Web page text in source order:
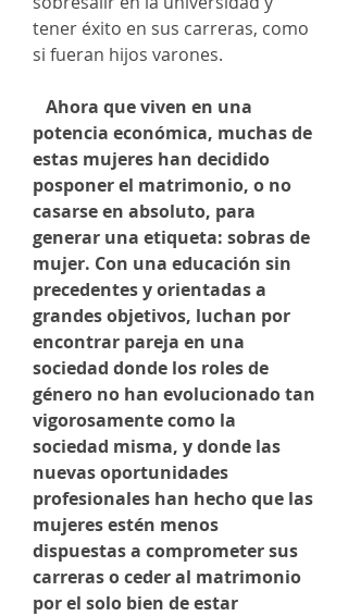
tener éxito en sus carreras, como
si fueran hijos varones.
Ahora que viven en una
potencia económica, muchas de
estas mujeres han decidido
posponer el matrimonio, o no
casarse en absoluto, para
generar una etiqueta: sobras de
mujer. Con una educación sin
precedentes y orientadas a
grandes objetivos, luchan por
encontrar pareja en una
sociedad donde los roles de
género no han evolucionado tan
vigorosamente como la
sociedad misma, y ​​donde las
nuevas oportunidades
profesionales han hecho que las
mujeres estén menos
dispuestas a comprometer sus
carreras o ceder al matrimonio
por el solo bien de estar